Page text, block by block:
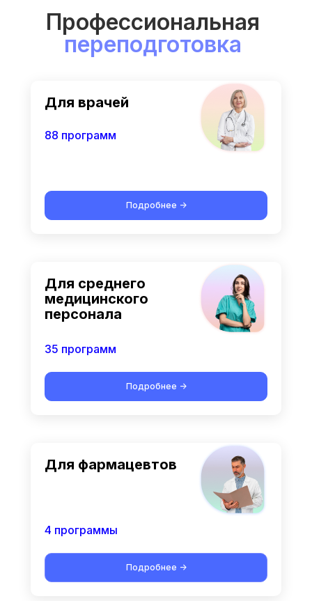
Профессиональная
переподготовка
Для среднего
медицинского
персонала
35 программ
Для врачей
Подробнее ->
88 программ
Подробнее ->
Для фармацевтов
Подробнее ->
4 программы